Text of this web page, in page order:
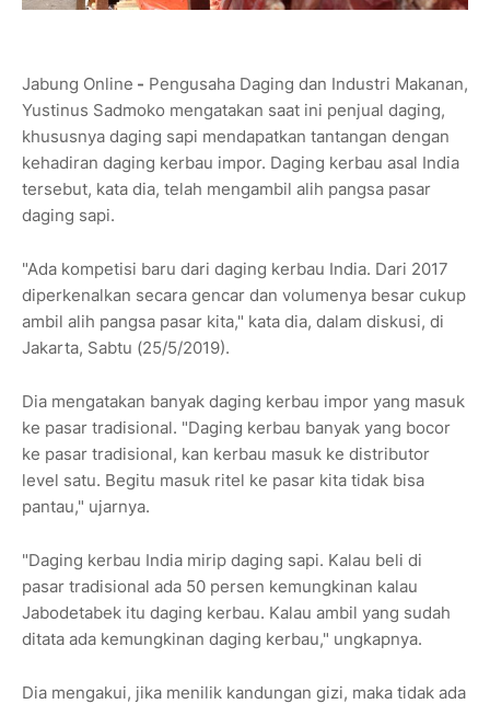
Jabung Online - Pengusaha Daging dan Industri Makanan,
Yustinus Sadmoko mengatakan saat ini penjual daging,
khususnya daging sapi mendapatkan tantangan dengan
kehadiran daging kerbau impor. Daging kerbau asal India
tersebut, kata dia, telah mengambil alih pangsa pasar
daging sapi.
"Ada kompetisi baru dari daging kerbau India. Dari 2017
diperkenalkan secara gencar dan volumenya besar cukup
ambil alih pangsa pasar kita," kata dia, dalam diskusi, di
Jakarta, Sabtu (25/5/2019).
Dia mengatakan banyak daging kerbau impor yang masuk
ke pasar tradisional. "Daging kerbau banyak yang bocor
ke pasar tradisional, kan kerbau masuk ke distributor
level satu. Begitu masuk ritel ke pasar kita tidak bisa
pantau," ujarnya.
"Daging kerbau India mirip daging sapi. Kalau beli di
pasar tradisional ada 50 persen kemungkinan kalau
Jabodetabek itu daging kerbau. Kalau ambil yang sudah
ditata ada kemungkinan daging kerbau," ungkapnya.
Dia mengakui, jika menilik kandungan gizi, maka tidak ada